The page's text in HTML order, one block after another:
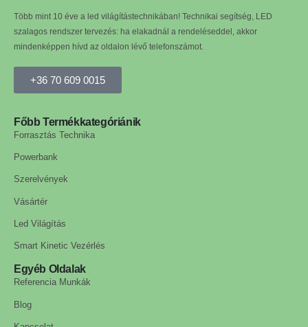
Több mint 10 éve a led világítástechnikában! Technikai segítség, LED
szalagos rendszer tervezés: ha elakadnál a rendeléseddel, akkor
mindenképpen hívd az oldalon lévő telefonszámot.
+36 70 609 0015
Főbb Termékkategóriánik
Forrasztás Technika
Powerbank
Szerelvények
Vásártér
Led Világítás
Smart Kinetic Vezérlés
Egyéb Oldalak
Referencia Munkák
Blog